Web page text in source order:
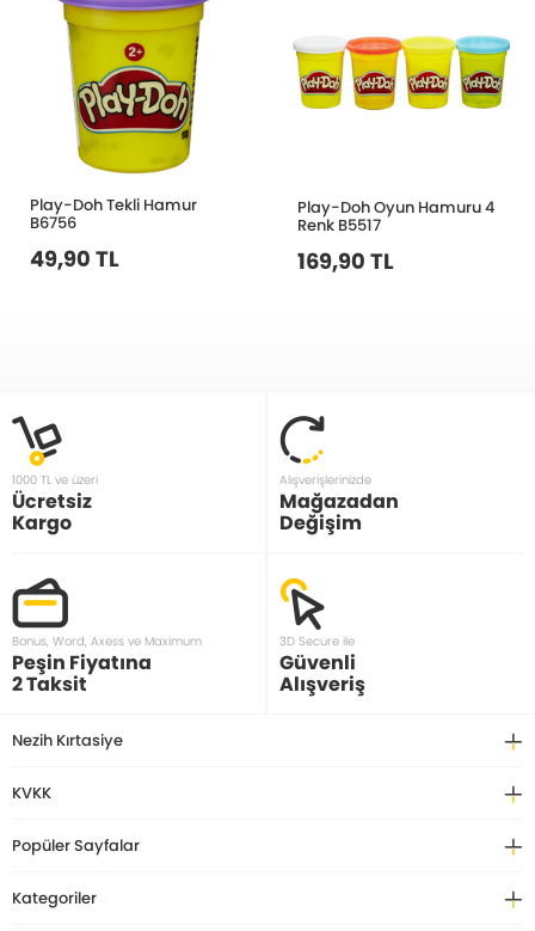
Play-Doh Tekli Hamur
B6756
49,90 TL
Play-Doh Oyun Hamuru 4
Renk B5517
169,90 TL
1000 TL ve üzeri
Ücretsiz
Kargo
Alışverişlerinizde
Mağazadan
Değişim
Bonus, Word, Axess ve Maximum
Peşin Fiyatına
2 Taksit
3D Secure ile
Güvenli
Alışveriş
Nezih Kırtasiye
KVKK
Popüler Sayfalar
Kategoriler